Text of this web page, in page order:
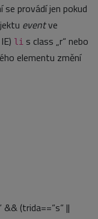
se provádí jen pokud
eventve
li s class „r“ nebo
elementu změní
(trida==“s“ ||